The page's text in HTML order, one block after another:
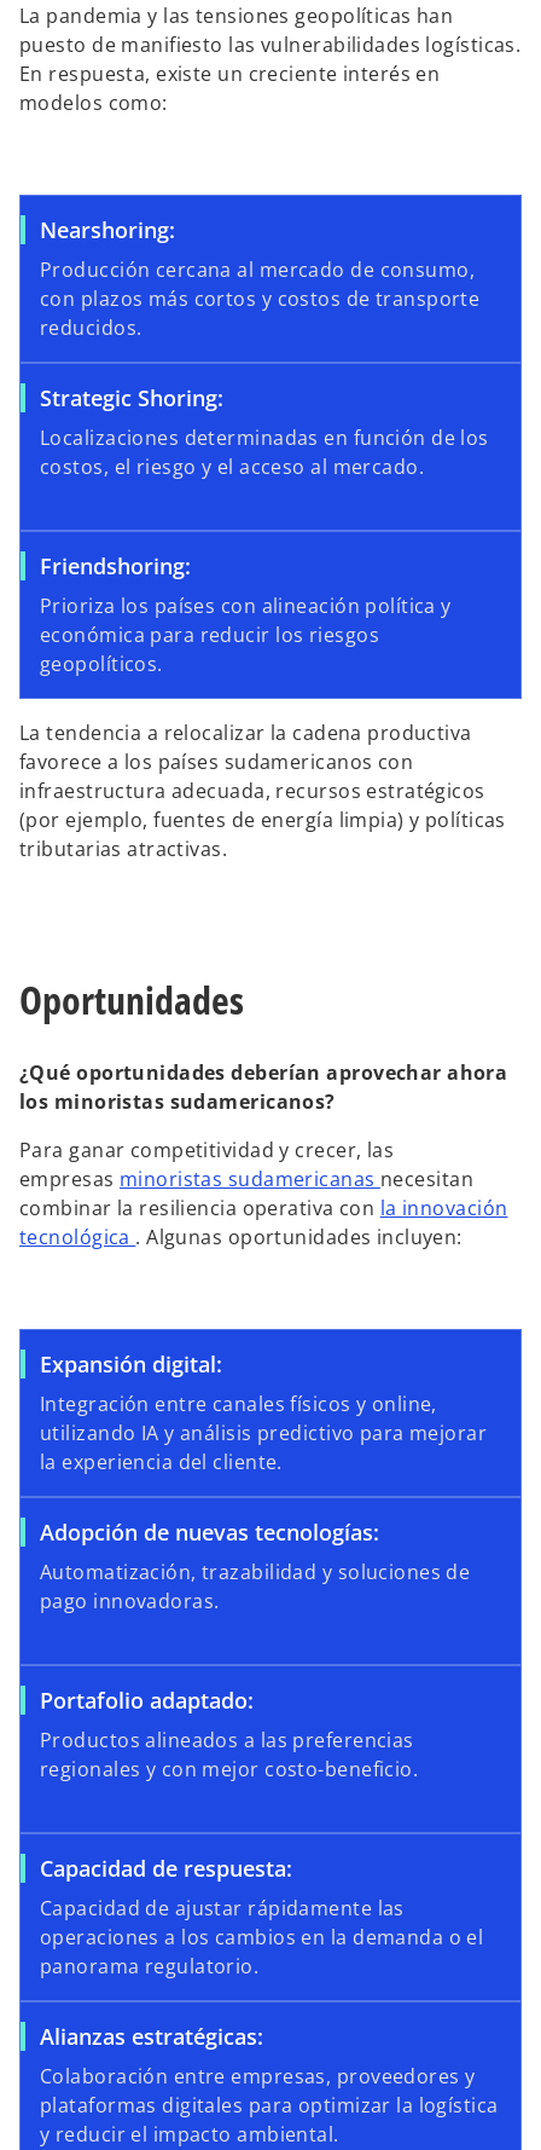
La pandemia y las tensiones geopolíticas han
puesto de manifiesto las vulnerabilidades logísticas.
En respuesta, existe un creciente interés en
modelos como:
Nearshoring:
Producción cercana al mercado de consumo,
con plazos más cortos y costos de transporte
reducidos.
Strategic Shoring:
Localizaciones determinadas en función de los
costos, el riesgo y el acceso al mercado.
Friendshoring:
Prioriza los países con alineación política y
económica para reducir los riesgos
geopolíticos.
La tendencia a relocalizar la cadena productiva
favorece a los países sudamericanos con
infraestructura adecuada, recursos estratégicos
(por ejemplo, fuentes de energía limpia) y políticas
tributarias atractivas.
Oportunidades
¿Qué oportunidades deberían aprovechar ahora
los minoristas sudamericanos?
Para ganar competitividad y crecer, las
empresas minoristas sudamericanas necesitan
combinar la resiliencia operativa con la innovación
tecnológica . Algunas oportunidades incluyen:
Expansión digital:
Integración entre canales físicos y online,
utilizando IA y análisis predictivo para mejorar
la experiencia del cliente.
Adopción de nuevas tecnologías:
Automatización, trazabilidad y soluciones de
pago innovadoras.
Portafolio adaptado:
Productos alineados a las preferencias
regionales y con mejor costo-beneficio.
Capacidad de respuesta:
Capacidad de ajustar rápidamente las
operaciones a los cambios en la demanda o el
panorama regulatorio.
Alianzas estratégicas:
Colaboración entre empresas, proveedores y
plataformas digitales para optimizar la logística
y reducir el impacto ambiental.